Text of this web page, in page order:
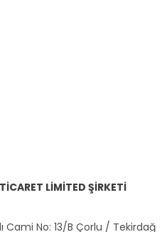
LİMİTED ŞİRKETİ
Cami No: 13/B Çorlu / Tekirdağ